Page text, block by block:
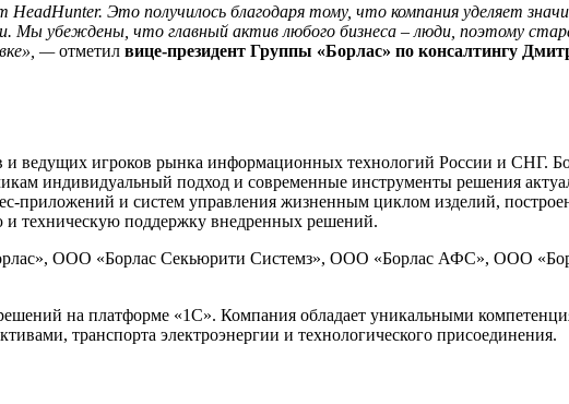
Это получилось благодаря тому, что компания уделяет
Мы убеждены, что главный актив любого бизнеса – люди, поэтому
—отметил вице-президент Группы «Борлас» по консалтингу
ведущих игроков рынка информационных технологий России и СНГ.
индивидуальный подход и современные инструменты решения
приложений и систем управления жизненным циклом изделий,
и техническую поддержку внедренных решений.
ООО «Борлас Секьюрити Системз», ООО «Борлас АФС», ООО
на платформе «1С». Компания обладает уникальными
транспорта электроэнергии и технологического присоединения.